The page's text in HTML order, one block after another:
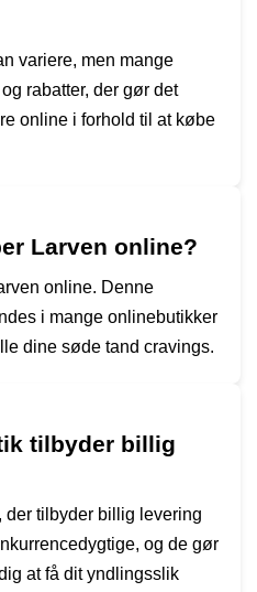
variere, men mange
rabatter, der gør det
online i forhold til at købe
Larven online?
online. Denne
i mange onlinebutikker
dine søde tand cravings.
tilbyder billig
der tilbyder billig levering
og de gør
at få dit yndlingsslik